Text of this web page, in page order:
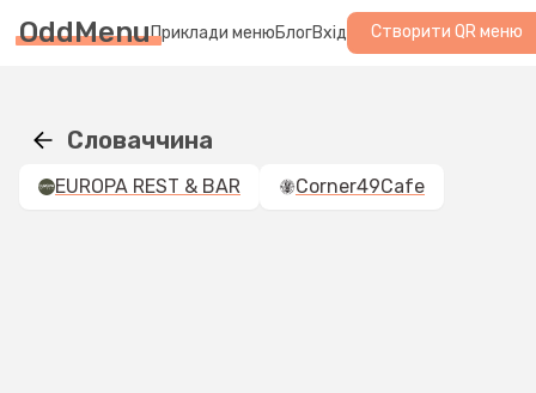
OddMenuПриклади менюБлогВхід Створити QR меню
Словаччина
EUROPA REST & BAR Corner49Cafe